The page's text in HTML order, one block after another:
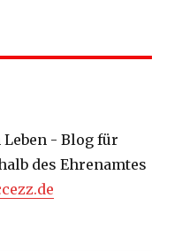
- Blog für
des Ehrenamtes